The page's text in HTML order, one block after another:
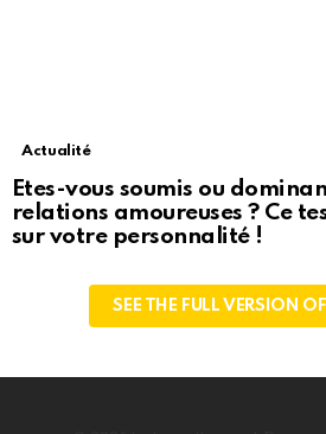
Actualité
Etes-vous soumis ou
relations amoureuses ? Ce
sur votre personnalité !
SEE THE FULL VERSION